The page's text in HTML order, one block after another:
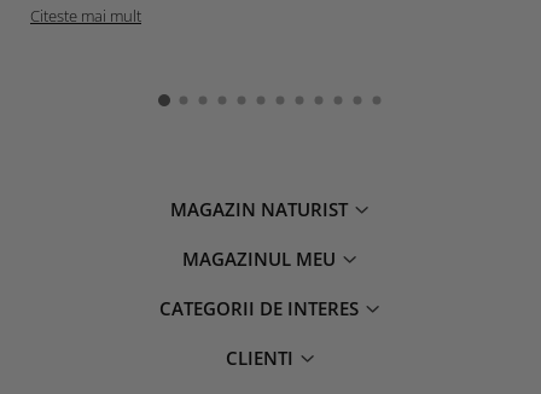
Citeste mai mult
MAGAZIN NATURIST
MAGAZINUL MEU
CATEGORII DE INTERES
CLIENTI